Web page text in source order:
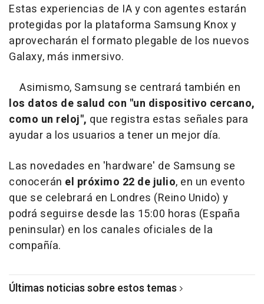
Estas experiencias de IA y con agentes estarán
protegidas por la plataforma Samsung Knox y
aprovecharán el formato plegable de los nuevos
Galaxy, más inmersivo.
Asimismo, Samsung se centrará también en
los datos de salud con "un dispositivo cercano,
como un reloj", que registra estas señales para
ayudar a los usuarios a tener un mejor día.
Las novedades en 'hardware' de Samsung se
conocerán el próximo 22 de julio, en un evento
que se celebrará en Londres (Reino Unido) y
podrá seguirse desde las 15:00 horas (España
peninsular) en los canales oficiales de la
compañía.
Últimas noticias sobre estos temas